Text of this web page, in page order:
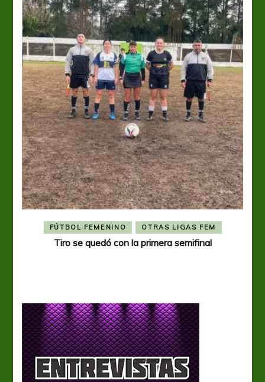
FÚTBOL FEMENINO OTRAS LIGAS FEM
Tiro se quedó con la primera semifinal